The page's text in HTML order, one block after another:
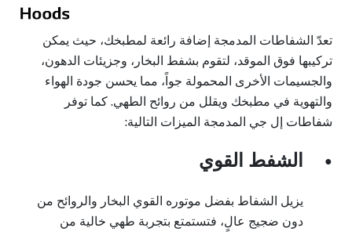
تعدّ الشفاطات المدمجة إضافة رائعة لمطبخك، حيث يمكن
تركيبها فوق الموقد، لتقوم بشفط البخار، وجزيئات الدهون،
والجسيمات الأخرى المحمولة جواً، مما يحسن جودة الهواء
والتهوية في مطبخك ويقلل من روائح الطهي. كما توفر
شفاطات إل جي المدمجة الميزات التالية:
● الشفط القوي
يزيل الشفاط بفضل موتوره القوي البخار والروائح من
دون ضجيج عالٍ، فتستمتع بتجربة طهي خالية من